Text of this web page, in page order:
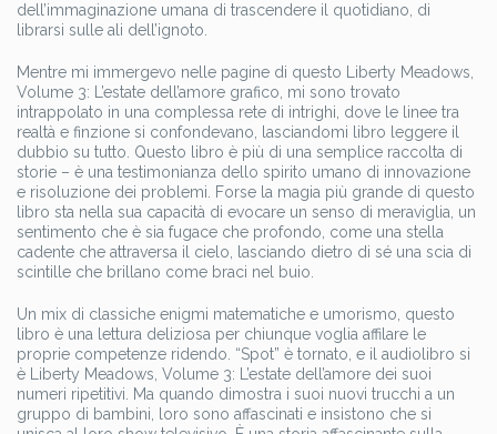
dell’immaginazione umana di trascendere il quotidiano, di
librarsi sulle ali dell’ignoto.
Mentre mi immergevo nelle pagine di questo Liberty Meadows,
Volume 3: L’estate dell’amore grafico, mi sono trovato
intrappolato in una complessa rete di intrighi, dove le linee tra
realtà e finzione si confondevano, lasciandomi libro leggere il
dubbio su tutto. Questo libro è più di una semplice raccolta di
storie – è una testimonianza dello spirito umano di innovazione
e risoluzione dei problemi. Forse la magia più grande di questo
libro sta nella sua capacità di evocare un senso di meraviglia, un
sentimento che è sia fugace che profondo, come una stella
cadente che attraversa il cielo, lasciando dietro di sé una scia di
scintille che brillano come braci nel buio.
Un mix di classiche enigmi matematiche e umorismo, questo
libro è una lettura deliziosa per chiunque voglia affilare le
proprie competenze ridendo. “Spot” è tornato, e il audiolibro si
è Liberty Meadows, Volume 3: L’estate dell’amore dei suoi
numeri ripetitivi. Ma quando dimostra i suoi nuovi trucchi a un
gruppo di bambini, loro sono affascinati e insistono che si